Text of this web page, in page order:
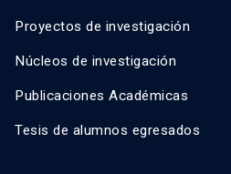
Proyectos de investigación
Núcleos de investigación
Publicaciones Académicas
Tesis de alumnos egresados